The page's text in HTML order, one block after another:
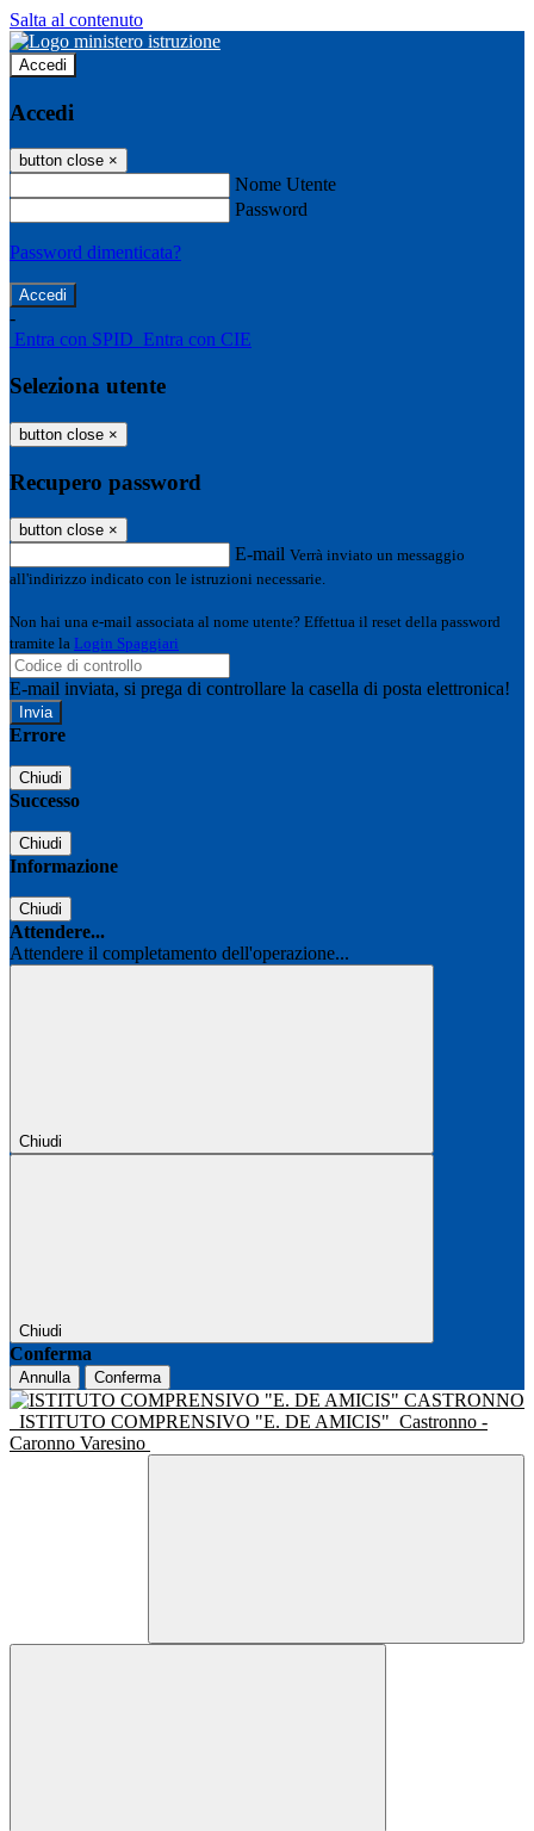
Salta al contenuto
Accedi
Accedi
button close ×
Nome Utente
Password
Password dimenticata?
-
Entra con SPID Entra con CIE
Seleziona utente
button close ×
Recupero password
button close ×
E-mail Verrà inviato un messaggio
all'indirizzo indicato con le istruzioni necessarie.
Non hai una e-mail associata al nome utente? Effettua il reset della password
tramite la Login Spaggiari
E-mail inviata, si prega di controllare la casella di posta elettronica!
Errore
Chiudi
Successo
Chiudi
Informazione
Chiudi
Attendere...
Attendere il completamento dell'operazione...
Chiudi
Chiudi
Conferma
Annulla Conferma
ISTITUTO COMPRENSIVO "E. DE AMICIS" Castronno -
Caronno Varesino